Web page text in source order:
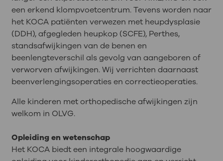
een erkend klompvoetcentrum. Tevens worden naar
het KOCA patiënten verwezen met heupdysplasie
(DDH), afgegleden heupkop (SCFE), Perthes,
standsafwijkingen van de benen en
beenlengteverschil als gevolg van aangeboren of
verworven afwijkingen. Wij verrichten daarnaast
beenverlengingsoperaties en correctieoperaties.
Alle kinderen met orthopedische afwijkingen zijn
welkom in OLVG.
Opleiding en wetenschap
Het KOCA biedt een integrale hoogwaardige